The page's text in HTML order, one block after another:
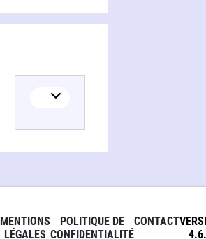
MENTIONS
LÉGALES
POLITIQUE DE
CONFIDENTIALITÉ
CONTACT